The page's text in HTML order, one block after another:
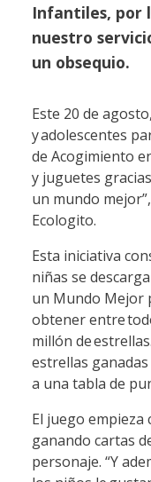
Infantiles, por
nuestro
un obsequio.
Este 20 de
y adolescentes
de Acogimiento
y juguetes
un mundo
Ecologito.
Esta iniciativa
niñas se
un Mundo Mejor
obtener entre
millón de
estrellas
a una tabla de
El juego empieza
ganando cartas
personaje. “Y